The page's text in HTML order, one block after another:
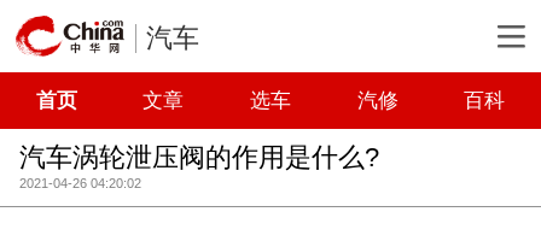
汽车
首页 文章 选车 汽修 百科
汽车涡轮泄压阀的作用是什么?
2021-04-26 04:20:02